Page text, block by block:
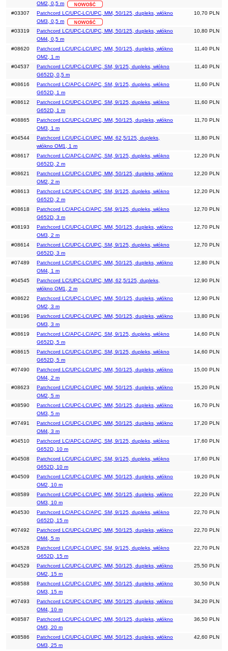
OM2, 0,5 m
10,70 PLN
#03307
Patchcord LC/UPC-LC/UPC, MM, 50/125, dupleks, włókno
OM3, 0,5 m
10,80 PLN
#03319
Patchcord LC/UPC-LC/UPC, MM, 50/125, dupleks, włókno
OM4, 0,5 m
11,40 PLN
#08620
Patchcord LC/UPC-LC/UPC, MM, 50/125, dupleks, włókno
OM2, 1 m
11,40 PLN
#04537
Patchcord LC/UPC-LC/UPC, SM, 9/125, dupleks, włókno
G652D, 0,5 m
11,60 PLN
#08616
Patchcord LC/APC-LC/APC, SM, 9/125, dupleks, włókno
G652D, 1 m
11,60 PLN
#08612
Patchcord LC/UPC-LC/UPC, SM, 9/125, dupleks, włókno
G652D, 1 m
11,70 PLN
#08865
Patchcord LC/UPC-LC/UPC, MM, 50/125, dupleks, włókno
OM3, 1 m
11,80 PLN
#04544
Patchcord LC/UPC-LC/UPC, MM, 62,5/125, dupleks,
włókno OM1, 1 m
12,20 PLN
#08617
Patchcord LC/APC-LC/APC, SM, 9/125, dupleks, włókno
G652D, 2 m
12,20 PLN
#08621
Patchcord LC/UPC-LC/UPC, MM, 50/125, dupleks, włókno
OM2, 2 m
12,20 PLN
#08613
Patchcord LC/UPC-LC/UPC, SM, 9/125, dupleks, włókno
G652D, 2 m
12,70 PLN
#08618
Patchcord LC/APC-LC/APC, SM, 9/125, dupleks, włókno
G652D, 3 m
12,70 PLN
#08193
Patchcord LC/UPC-LC/UPC, MM, 50/125, dupleks, włókno
OM3, 2 m
12,70 PLN
#08614
Patchcord LC/UPC-LC/UPC, SM, 9/125, dupleks, włókno
G652D, 3 m
12,80 PLN
#07489
Patchcord LC/UPC-LC/UPC, MM, 50/125, dupleks, włókno
OM4, 1 m
12,90 PLN
#04545
Patchcord LC/UPC-LC/UPC, MM, 62,5/125, dupleks,
włókno OM1, 2 m
12,90 PLN
#08622
Patchcord LC/UPC-LC/UPC, MM, 50/125, dupleks, włókno
OM2, 3 m
13,80 PLN
#08196
Patchcord LC/UPC-LC/UPC, MM, 50/125, dupleks, włókno
OM3, 3 m
14,60 PLN
#08619
Patchcord LC/APC-LC/APC, SM, 9/125, dupleks, włókno
G652D, 5 m
14,60 PLN
#08615
Patchcord LC/UPC-LC/UPC, SM, 9/125, dupleks, włókno
G652D, 5 m
15,00 PLN
#07490
Patchcord LC/UPC-LC/UPC, MM, 50/125, dupleks, włókno
OM4, 2 m
15,20 PLN
#08623
Patchcord LC/UPC-LC/UPC, MM, 50/125, dupleks, włókno
OM2, 5 m
16,70 PLN
#08590
Patchcord LC/UPC-LC/UPC, MM, 50/125, dupleks, włókno
OM3, 5 m
17,20 PLN
#07491
Patchcord LC/UPC-LC/UPC, MM, 50/125, dupleks, włókno
OM4, 3 m
17,60 PLN
#04510
Patchcord LC/APC-LC/APC, SM, 9/125, dupleks, włókno
G652D, 10 m
17,60 PLN
#04508
Patchcord LC/UPC-LC/UPC, SM, 9/125, dupleks, włókno
G652D, 10 m
19,20 PLN
#04509
Patchcord LC/UPC-LC/UPC, MM, 50/125, dupleks, włókno
OM2, 10 m
22,20 PLN
#08589
Patchcord LC/UPC-LC/UPC, MM, 50/125, dupleks, włókno
OM3, 10 m
22,70 PLN
#04530
Patchcord LC/APC-LC/APC, SM, 9/125, dupleks, włókno
G652D, 15 m
22,70 PLN
#07492
Patchcord LC/UPC-LC/UPC, MM, 50/125, dupleks, włókno
OM4, 5 m
22,70 PLN
#04528
Patchcord LC/UPC-LC/UPC, SM, 9/125, dupleks, włókno
G652D, 15 m
25,50 PLN
#04529
Patchcord LC/UPC-LC/UPC, MM, 50/125, dupleks, włókno
OM2, 15 m
30,50 PLN
#08588
Patchcord LC/UPC-LC/UPC, MM, 50/125, dupleks, włókno
OM3, 15 m
34,20 PLN
#07493
Patchcord LC/UPC-LC/UPC, MM, 50/125, dupleks, włókno
OM4, 10 m
36,50 PLN
#08587
Patchcord LC/UPC-LC/UPC, MM, 50/125, dupleks, włókno
OM3, 20 m
42,60 PLN
#08586
Patchcord LC/UPC-LC/UPC, MM, 50/125, dupleks, włókno
OM3, 25 m